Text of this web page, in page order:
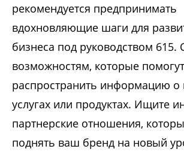
рекомендуется предпринимать
вдохновляющие шаги для
бизнеса под руководством 615.
возможностям, которые помогут
распространить информацию о
услугах или продуктах. Ищите
партнерские отношения,
поднять ваш бренд на новый